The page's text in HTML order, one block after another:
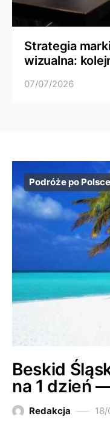
Strategia
wizualna:
07/07/2026
Podróże po Polsce
Beskid
na 1 dzień
Redakcja